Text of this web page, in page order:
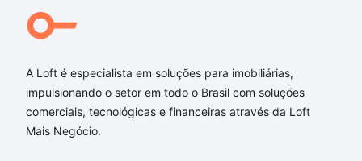
A Loft é especialista em soluções para imobiliárias,
impulsionando o setor em todo o Brasil com soluções
comerciais, tecnológicas e financeiras através da Loft
Mais Negócio.